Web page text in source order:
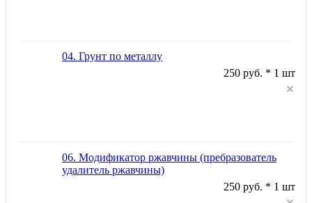
04. Грунт по металлу
250 руб. * 1 шт
06. Модификатор ржавчины (пребразователь
удалитель ржавчины)
250 руб. * 1 шт